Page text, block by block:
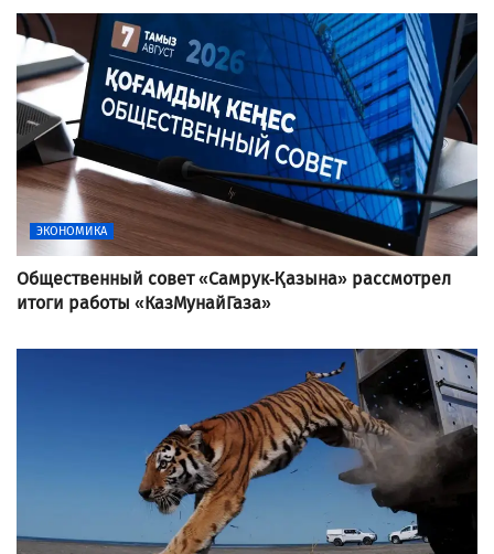
ЭКОНОМИКА
Общественный совет «Самрук-Қазына» рассмотрел
итоги работы «КазМунайГаза»